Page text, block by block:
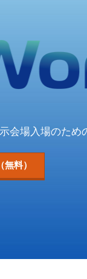
生成AI World
新製品・新技術セ
場入場のため
料）